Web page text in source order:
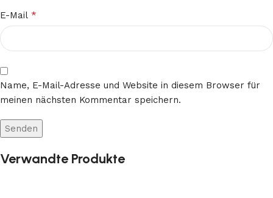
E-Mail *
Name, E-Mail-Adresse und Website in diesem Browser für
meinen nächsten Kommentar speichern.
Verwandte Produkte